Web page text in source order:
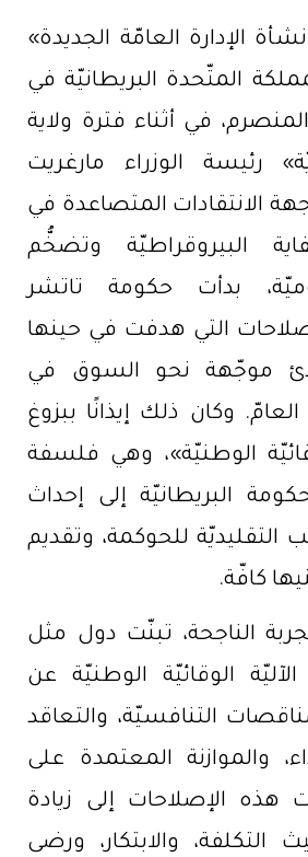
الإدارة العامّة الجديدة»
المتّحدة البريطانيّة في
في أثناء فترة ولاية
رئيسة الوزراء مارغريت
الانتقادات المتصاعدة في
البيروقراطيّة وتضخُّم
بدأت حكومة تاتشر
التي هدفت في حينها
موجّهة نحو السوق في
وكان ذلك إيذانًا ببزوغ
الوطنيّة»، وهي فلسفة
البريطانيّة إلى إحداث
التقليديّة للحوكمة، وتقديم
كافّة.
الناجحة، تبنّت دول مثل
الآليّة الوقائيّة الوطنيّة عن
التنافسيّة، والتعاقد
والموازنة المعتمدة على
هذه الإصلاحات إلى زيادة
التكلفة، والابتكار، ورضى